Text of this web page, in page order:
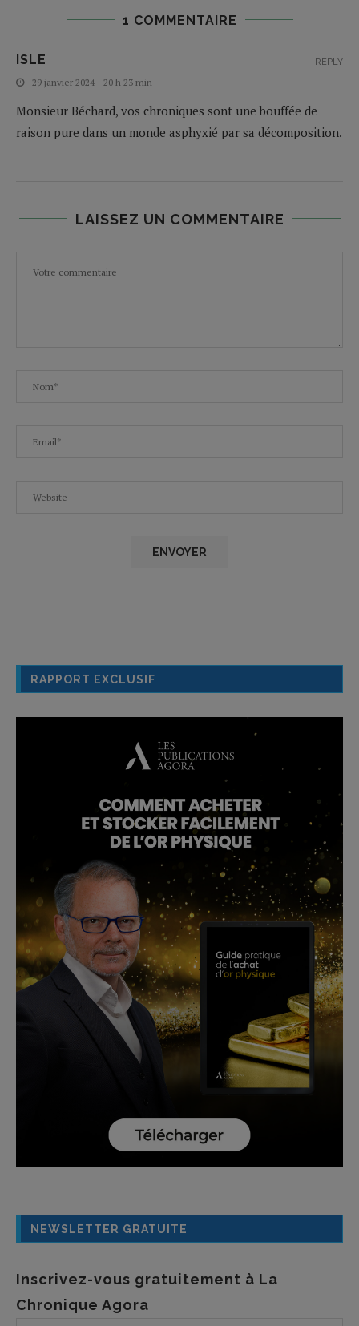
1 COMMENTAIRE
ISLE
29 janvier 2024 - 20 h 23 min
Monsieur Béchard, vos chroniques sont une bouffée de
raison pure dans un monde asphyxié par sa décomposition.
REPLY
LAISSEZ UN COMMENTAIRE
RAPPORT EXCLUSIF
NEWSLETTER GRATUITE
Inscrivez-vous gratuitement à La
Chronique Agora